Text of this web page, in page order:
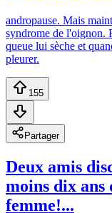
andropause. Mais
syndrome de l'oignon.
queue lui sèche et
pleurer.
155
Partager
Deux amis
moins dix ans
femme!...